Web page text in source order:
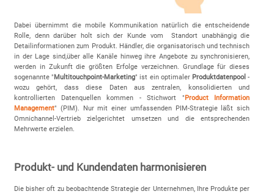
Dabei übernimmt die mobile Kommunikation natürlich die entscheidende
Rolle, denn darüber holt sich der Kunde vom Standort unabhängig die
Detailinformationen zum Produkt. Händler, die organisatorisch und technisch
in der Lage sind,über alle Kanäle hinweg ihre Angebote zu synchronisieren,
werden in Zukunft die größten Erfolge verzeichnen. Grundlage für dieses
sogenannte " Multitouchpoint-Marketing" ist ein optimaler Produktdatenpool -
wozu gehört, dass diese Daten aus zentralen, konsolidierten und
kontrollierten Datenquellen kommen - Stichwort " Product Information
Management" (PIM). Nur mit einer umfassenden PIM-Strategie läßt sich
Omnichannel-Vertrieb zielgerichtet umsetzen und die entsprechenden
Mehrwerte erzielen.
Produkt- und Kundendaten harmonisieren
Die bisher oft zu beobachtende Strategie der Unternehmen, Ihre Produkte per